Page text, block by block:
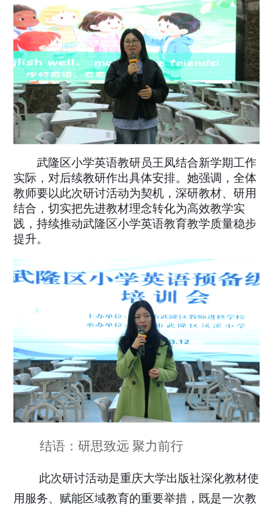
武隆区小学英语教研员王凤结合新学期工作
实际，对后续教研作出具体安排。她强调，全体
教师要以此次研讨活动为契机，深研教材、研用
结合，切实把先进教材理念转化为高效教学实
践，持续推动武隆区小学英语教育教学质量稳步
提升。
结语：研思致远 聚力前行
此次研讨活动是重庆大学出版社深化教材使
用 服务、赋能区域教育的重要举措 ，既是一次教